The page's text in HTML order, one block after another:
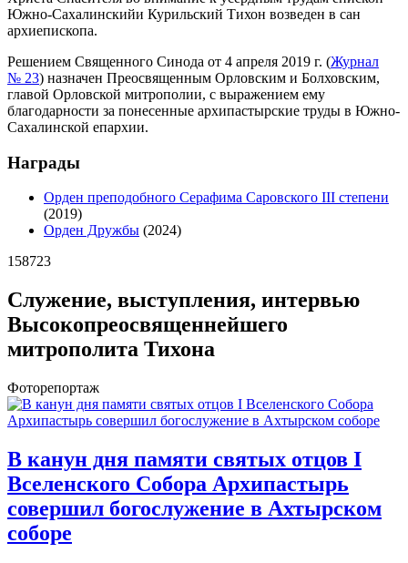
Южно‐Сахалинскийи Курильский Тихон возведен в сан
архиепископа.
Решением Священного Синода от 4 апреля 2019 г. (Журнал
№ 23) назначен Преосвященным Орловским и Болховским,
главой Орловской митрополии, с выражением ему
благодарности за понесенные архипастырские труды в Южно-
Сахалинской епархии.
Награды
Орден преподобного Серафима Саровского III степени
(2019)
Орден Дружбы (2024)
158723
Служение, выступления, интервью
Высокопреосвященнейшего
митрополита Тихона
Фоторепортаж
В канун дня памяти святых отцов I
Вселенского Собора Архипастырь
совершил богослужение в Ахтырском
соборе